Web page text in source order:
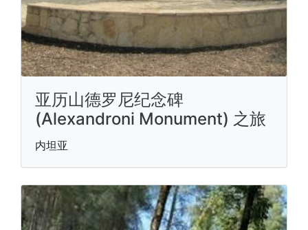
亚历山德罗尼纪念碑
(Alexandroni Monument) 之旅
内坦亚